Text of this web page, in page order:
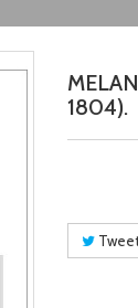
1804).